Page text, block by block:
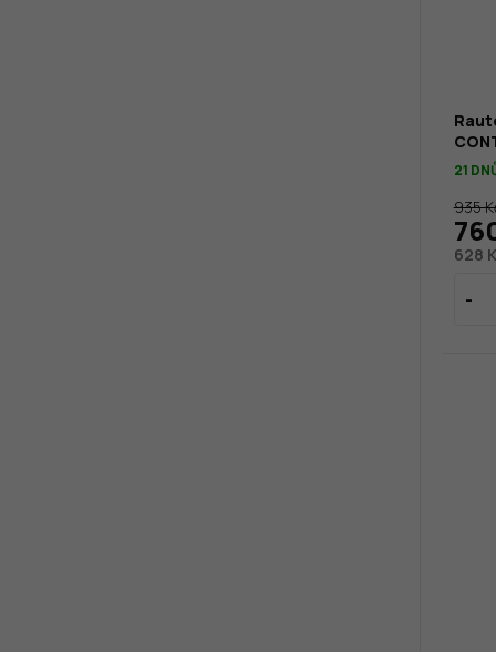
21
628
935